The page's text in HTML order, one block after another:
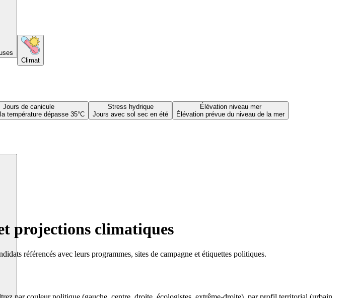
Climat
Jours de canicule
température dépasse 35°C
Stress hydrique
Jours avec sol sec en été
Élévation niveau mer
Élévation prévue du niveau de la mer
projections climatiques
référencés avec leurs programmes, sites de campagne et étiquettes politiques.